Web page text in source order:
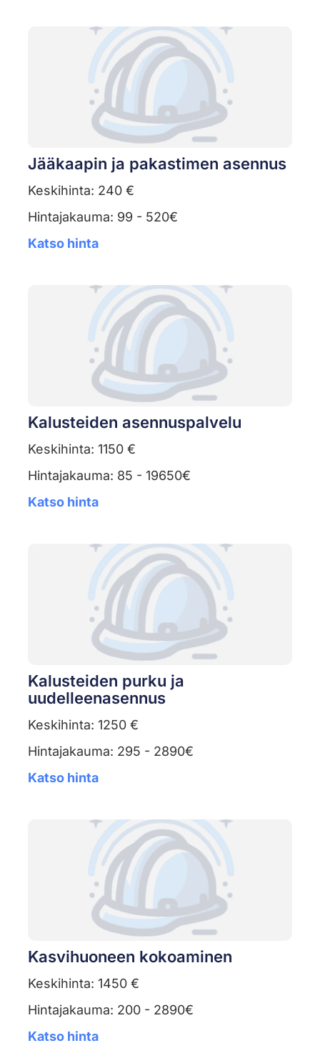
Jääkaapin ja pakastimen asennus
Keskihinta: 240 €
Hintajakauma: 99 - 520€
Katso hinta
Kalusteiden asennuspalvelu
Keskihinta: 1150 €
Hintajakauma: 85 - 19650€
Katso hinta
Kalusteiden purku ja
uudelleenasennus
Keskihinta: 1250 €
Hintajakauma: 295 - 2890€
Katso hinta
Kasvihuoneen kokoaminen
Keskihinta: 1450 €
Hintajakauma: 200 - 2890€
Katso hinta